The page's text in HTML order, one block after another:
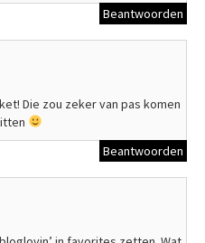
Beantwoorden
Die zou zeker van pas komen
Beantwoorden